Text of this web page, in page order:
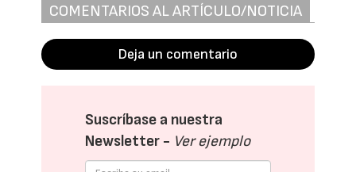
COMENTARIOS AL ARTÍCULO/NOTICIA
Deja un comentario
Suscríbase a nuestra
Newsletter - Ver ejemplo